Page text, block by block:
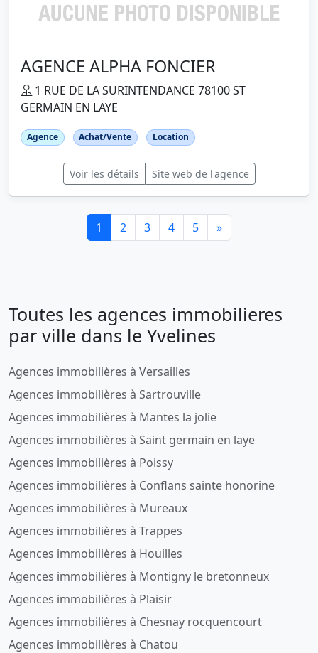
AGENCE ALPHA FONCIER
1 RUE DE LA SURINTENDANCE 78100 ST
GERMAIN EN LAYE
Agence Achat/Vente Location
Voir les détails Site web de l'agence
1 2 3 4 5 »
Toutes les agences immobilieres
par ville dans le Yvelines
Agences immobilières à Versailles
Agences immobilières à Sartrouville
Agences immobilières à Mantes la jolie
Agences immobilières à Saint germain en laye
Agences immobilières à Poissy
Agences immobilières à Conflans sainte honorine
Agences immobilières à Mureaux
Agences immobilières à Trappes
Agences immobilières à Houilles
Agences immobilières à Montigny le bretonneux
Agences immobilières à Plaisir
Agences immobilières à Chesnay rocquencourt
Agences immobilières à Chatou